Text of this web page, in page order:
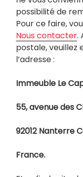
possibilité de
Pour ce faire,
Nous contacter.
postale,
l’adresse :
Immeuble Le
55, avenue des
92012 Nanterre
France.